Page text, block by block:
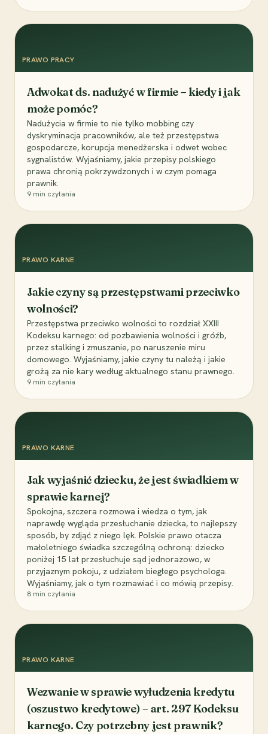
PRAWO PRACY
Adwokat ds. nadużyć w firmie – kiedy i jak
może pomóc?
Nadużycia w firmie to nie tylko mobbing czy
dyskryminacja pracowników, ale też przestępstwa
gospodarcze, korupcja menedżerska i odwet wobec
sygnalistów. Wyjaśniamy, jakie przepisy polskiego
prawa chronią pokrzywdzonych i w czym pomaga
prawnik.
9 min czytania
PRAWO KARNE
Jakie czyny są przestępstwami przeciwko
wolności?
Przestępstwa przeciwko wolności to rozdział XXIII
Kodeksu karnego: od pozbawienia wolności i gróźb,
przez stalking i zmuszanie, po naruszenie miru
domowego. Wyjaśniamy, jakie czyny tu należą i jakie
grożą za nie kary według aktualnego stanu prawnego.
9 min czytania
PRAWO KARNE
Jak wyjaśnić dziecku, że jest świadkiem w
sprawie karnej?
Spokojna, szczera rozmowa i wiedza o tym, jak
naprawdę wygląda przesłuchanie dziecka, to najlepszy
sposób, by zdjąć z niego lęk. Polskie prawo otacza
małoletniego świadka szczególną ochroną: dziecko
poniżej 15 lat przesłuchuje sąd jednorazowo, w
przyjaznym pokoju, z udziałem biegłego psychologa.
Wyjaśniamy, jak o tym rozmawiać i co mówią przepisy.
8 min czytania
PRAWO KARNE
Wezwanie w sprawie wyłudzenia kredytu
(oszustwo kredytowe) – art. 297 Kodeksu
karnego. Czy potrzebny jest prawnik?